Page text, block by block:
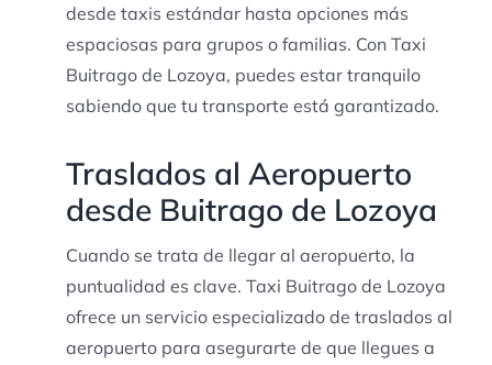
desde taxis estándar hasta opciones más
espaciosas para grupos o familias. Con Taxi
Buitrago de Lozoya, puedes estar tranquilo
sabiendo que tu transporte está garantizado.
Traslados al Aeropuerto
desde Buitrago de Lozoya
Cuando se trata de llegar al aeropuerto, la
puntualidad es clave. Taxi Buitrago de Lozoya
ofrece un servicio especializado de traslados al
aeropuerto para asegurarte de que llegues a